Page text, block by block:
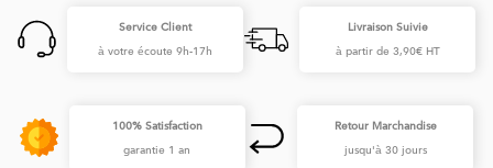
Service Client
à votre écoute 9h-17h
Livraison Suivie
à partir de 3,90€ HT
100% Satisfaction
garantie 1 an
Retour Marchandise
jusqu'à 30 jours